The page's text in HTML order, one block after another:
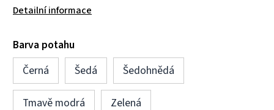
Detailní informace
Barva potahu
Černá
Šedá Šedohnědá
Tmavě modrá Zelená